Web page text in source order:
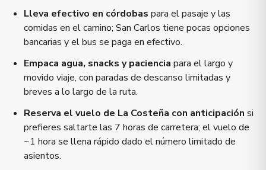
Lleva efectivo en córdobas para el pasaje y las
comidas en el camino; San Carlos tiene pocas opciones
bancarias y el bus se paga en efectivo.
Empaca agua, snacks y paciencia para el largo y
movido viaje, con paradas de descanso limitadas y
breves a lo largo de la ruta.
Reserva el vuelo de La Costeña con anticipación si
prefieres saltarte las 7 horas de carretera; el vuelo de
~1 hora se llena rápido dado el número limitado de
asientos.